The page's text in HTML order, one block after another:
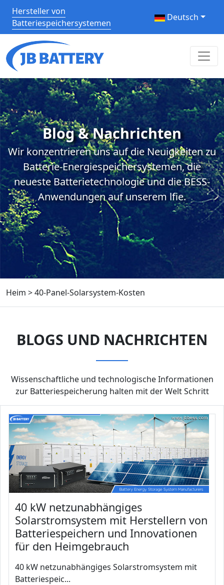
Hersteller von
Batteriespeichersystemen
Deutsch
Blog & Nachrichten
Wir konzentrieren uns auf die Neuigkeiten zu
Batterie-Energiespeichersystemen, die
neueste Batterietechnologie und die BESS-
Anwendungen auf unserem lfie.
Heim >40-Panel-Solarsystem-Kosten
BLOGS UND NACHRICHTEN
Wissenschaftliche und technologische Informationen
zur Batteriespeicherung halten mit der Welt Schritt
40 kW netzunabhängiges
Solarstromsystem mit Herstellern von
Batteriespeichern und Innovationen
für den Heimgebrauch
40 kW netzunabhängiges Solarstromsystem mit
Batteriespeic...